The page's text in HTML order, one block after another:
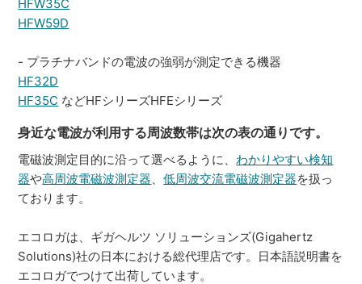
HFW35C
HFW59D
- プラチナバンドの電波の強弱が測定できる機器
HF32D
HF35C などHFシリーズHFEシリーズ
身近な電波が利用する周波数帯は次の表の通りです。
電磁波測定目的に沿って選べるように、 わかりやすい検知
器や高周波電磁波測定器 、低周波交流電磁波測定器を扱っ
ております。
エコロガは、ギガヘルツ ソリューションズ(Gigahertz
Solutions)社の日本における総代理店です。日本語説明書を
エコロガでつけて出荷しています。